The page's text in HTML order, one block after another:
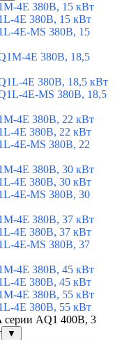
4E 380В, 15 кВт
4E 380В, 15 кВт
4E-MS 380В, 15
4E 380В, 18,5
4E 380В, 18,5 кВт
4E-MS 380В, 18,5
4E 380В, 22 кВт
4E 380В, 22 кВт
4E-MS 380В, 22
4E 380В, 30 кВт
4E 380В, 30 кВт
4E-MS 380В, 30
4E 380В, 37 кВт
4E 380В, 37 кВт
4E-MS 380В, 37
4E 380В, 45 кВт
4E 380В, 45 кВт
4E 380В, 55 кВт
4E 380В, 55 кВт
AQ1 400В, 3
▼